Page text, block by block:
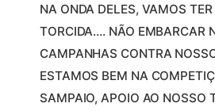
NA ONDA DELES, VAMOS
TORCIDA…. NÃO EMBARCAR
CAMPANHAS CONTRA
ESTAMOS BEM NA
SAMPAIO, APOIO AO NOSSO